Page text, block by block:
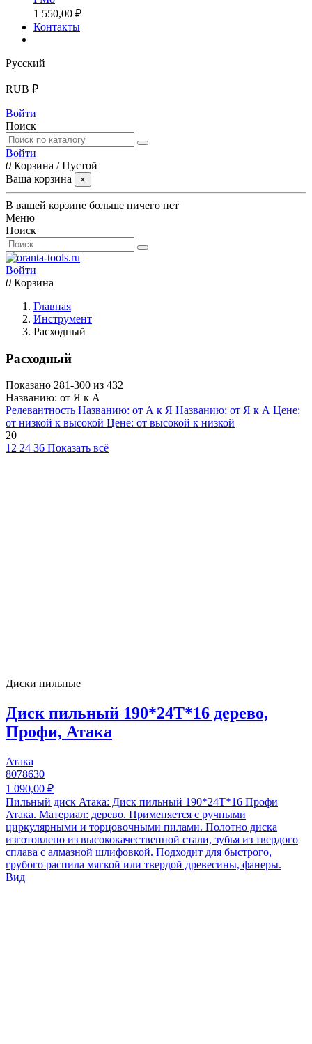
1 550,00 ₽
Контакты
Русский
RUB ₽
Войти
Поиск
Войти
0 Корзина /Пустой
Ваша корзина
×
В вашей корзине больше ничего нет
Меню
Поиск
Войти
0 Корзина
Главная
Инструмент
Расходный
Расходный
Показано 281-300 из 432
Названию: от Я к А
Релевантность Названию: от А к Я Названию: от Я к А Цене:
от низкой к высокой Цене: от высокой к низкой
20
12 24 36 Показать всё
Диски пильные
Диск пильный 190*24T*16 дерево,
Профи, Атака
Атака
8078630
1 090,00 ₽
Пильный диск Атака: Диск пильный 190*24T*16 Профи
Атака. Материал: дерево. Применяется с ручными
циркулярными и торцовочными пилами. Полотно диска
изготовлено из высококачественной стали, зубья из твердого
сплава с алмазной шлифовкой. Подходит для быстрого,
грубого распила мягкой или твердой древесины, фанеры.
Вид